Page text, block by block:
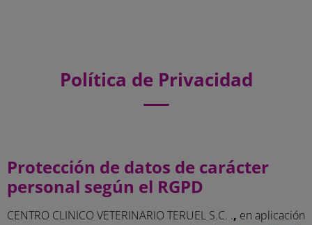
Política de Privacidad
Protección de datos de carácter
personal según el RGPD
CENTRO CLINICO VETERINARIO TERUEL S.C. ., en aplicación